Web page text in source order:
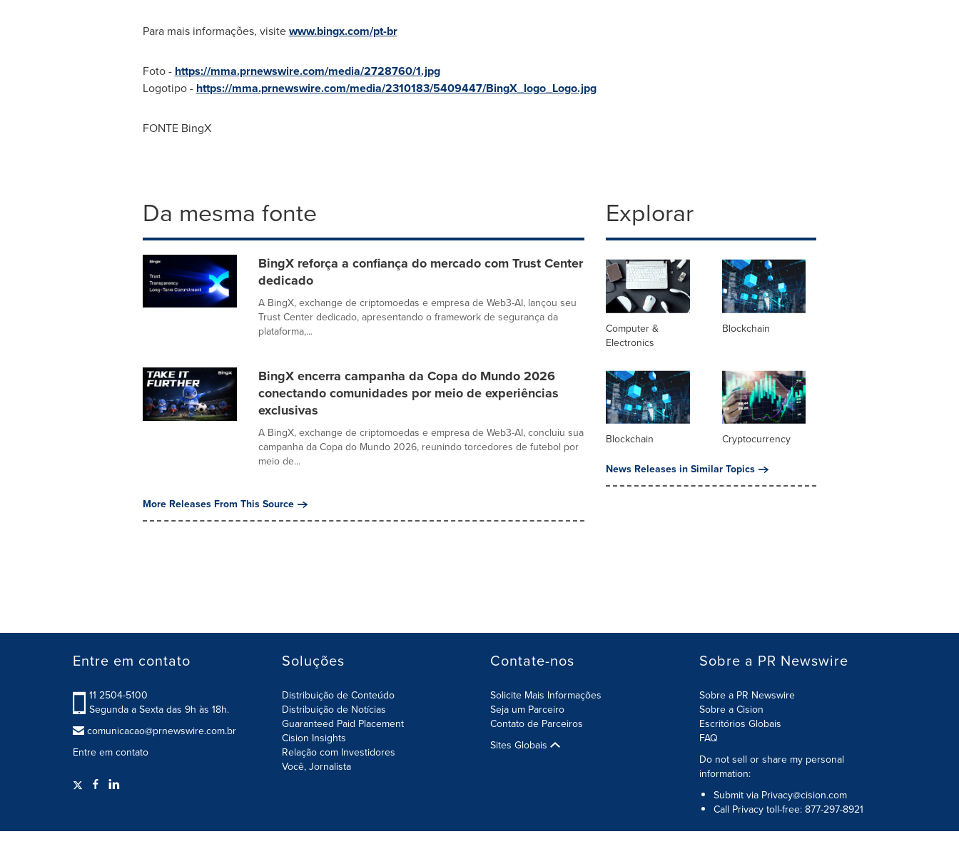
Para mais informações, visitewww.bingx.com/pt-br
Foto - https://mma.prnewswire.com/media/2728760/1.jpg
Logotipo - https://mma.prnewswire.com/media/2310183/5409447/BingX_logo_Logo.jpg
FONTE BingX
Da mesma fonte
BingX reforça a confiança do mercado com Trust Center
dedicado
A BingX, exchange de criptomoedas e empresa de Web3-AI, lançou seu
Trust Center dedicado, apresentando o framework de segurança da
plataforma,...
BingX encerra campanha da Copa do Mundo 2026
conectando comunidades por meio de experiências
exclusivas
A BingX, exchange de criptomoedas e empresa de Web3-AI, concluiu sua
campanha da Copa do Mundo 2026, reunindo torcedores de futebol por
meio de...
More Releases From This Source
Explorar
Computer &
Electronics
Blockchain
Blockchain
Cryptocurrency
News Releases in Similar Topics
Entre em contato
11 2504-5100
Segunda a Sexta das 9h às 18h.
comunicacao@prnewswire.com.br
Entre em contato
Soluções
Distribuição de Conteúdo
Distribuição de Notícias
Guaranteed Paid Placement
Cision Insights
Relação com Investidores
Você, Jornalista
Contate-nos
Solicite Mais Informações
Seja um Parceiro
Contato de Parceiros
Sites Globais
Sobre a PR Newswire
Sobre a PR Newswire
Sobre a Cision
Escritórios Globais
FAQ
Do not sell or share my personal
information:
Submit via Privacy@cision.com
Call Privacy toll-free: 877-297-8921